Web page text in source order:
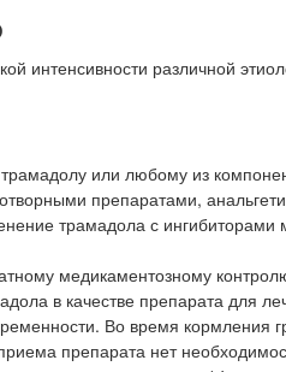
интенсивности различной
или любому из
препаратами,
трамадола с
медикаментозному
в качестве препарата для
Во время кормления
препарата нет